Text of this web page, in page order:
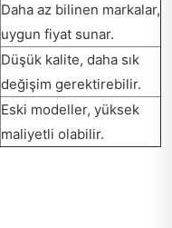
Daha az bilinen markalar,
uygun fiyat sunar.
Düşük kalite, daha sık
değişim gerektirebilir.
Eski modeller, yüksek
maliyetli olabilir.